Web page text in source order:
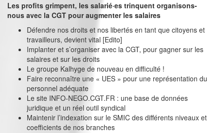
Les profits grimpent, les salarié·es trinquent organisons-
nous avec la CGT pour augmenter les salaires
Défendre nos droits et nos libertés en tant que citoyens et
travailleurs, devient vital [Edito]
Implanter et s’organiser avec la CGT, pour gagner sur les
salaires et sur les droits
Le groupe Kalhyge de nouveau en difficulté !
Faire reconnaître une « UES » pour une représentation du
personnel adéquate
Le site INFO-NEGO.CGT.FR : une base de données
juridique et un réel outil syndical
Maintenir l’indexation sur le SMIC des différents niveaux et
coefficients de nos branches